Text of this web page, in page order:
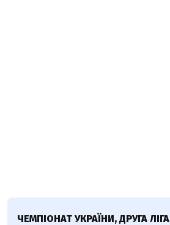
ЧЕМПІОНАТ УКРАЇНИ, ДРУГА ЛІГА